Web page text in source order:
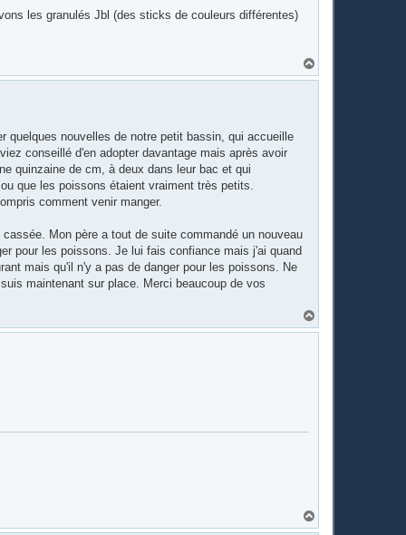
les granulés Jbl (des sticks de couleurs différentes)
a
quelques nouvelles de notre petit bassin, qui accueille
conseillé d'en adopter davantage mais après avoir
quinzaine de cm, à deux dans leur bac et qui
que les poissons étaient vraiment très petits.
comment venir manger.
Mon père a tout de suite commandé un nouveau
pour les poissons. Je lui fais confiance mais j'ai quand
mais qu'il n'y a pas de danger pour les poissons. Ne
maintenant sur place. Merci beaucoup de vos
a
a